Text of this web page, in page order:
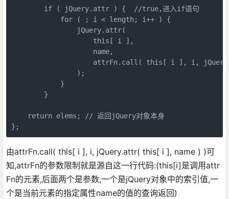
        if ( jQuery.attr ) {  //true,进入if语句
            for ( ; i < length; i++ ) {
                jQuery.attr(
                    this[ i ],
                    name,
attrFn.call( this[
                );
            }
        }
    return elems; // 返回jQuery对象本身
};
由attrFn.call( this[ i ], i, jQuery.attr( this[ i ], name ) )可
知,attrFn的参数限制就是源自这一行代码:(this[i]是调用attr
Fn的元素,后面两个是参数,一个是jQuery对象中的索引值,一
个是当前元素的指定属性name的值的查询返回)